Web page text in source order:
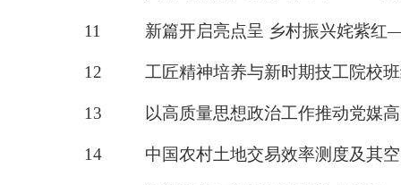
11 新篇开启亮点呈 乡村振兴姹紫红
12 工匠精神培养与新时期技工院校
13 以高质量思想政治工作推动党媒
14 中国农村土地交易效率测度及其